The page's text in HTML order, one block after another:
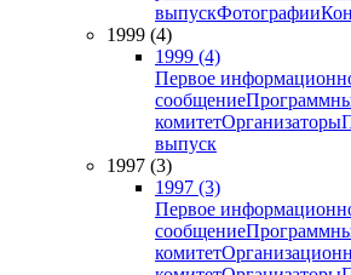
выпускФотографии
1999 (4)
1999 (4)
Первое
сообщение
комитетОрганизаторы
выпуск
1997 (3)
1997 (3)
Первое
сообщение
комитет